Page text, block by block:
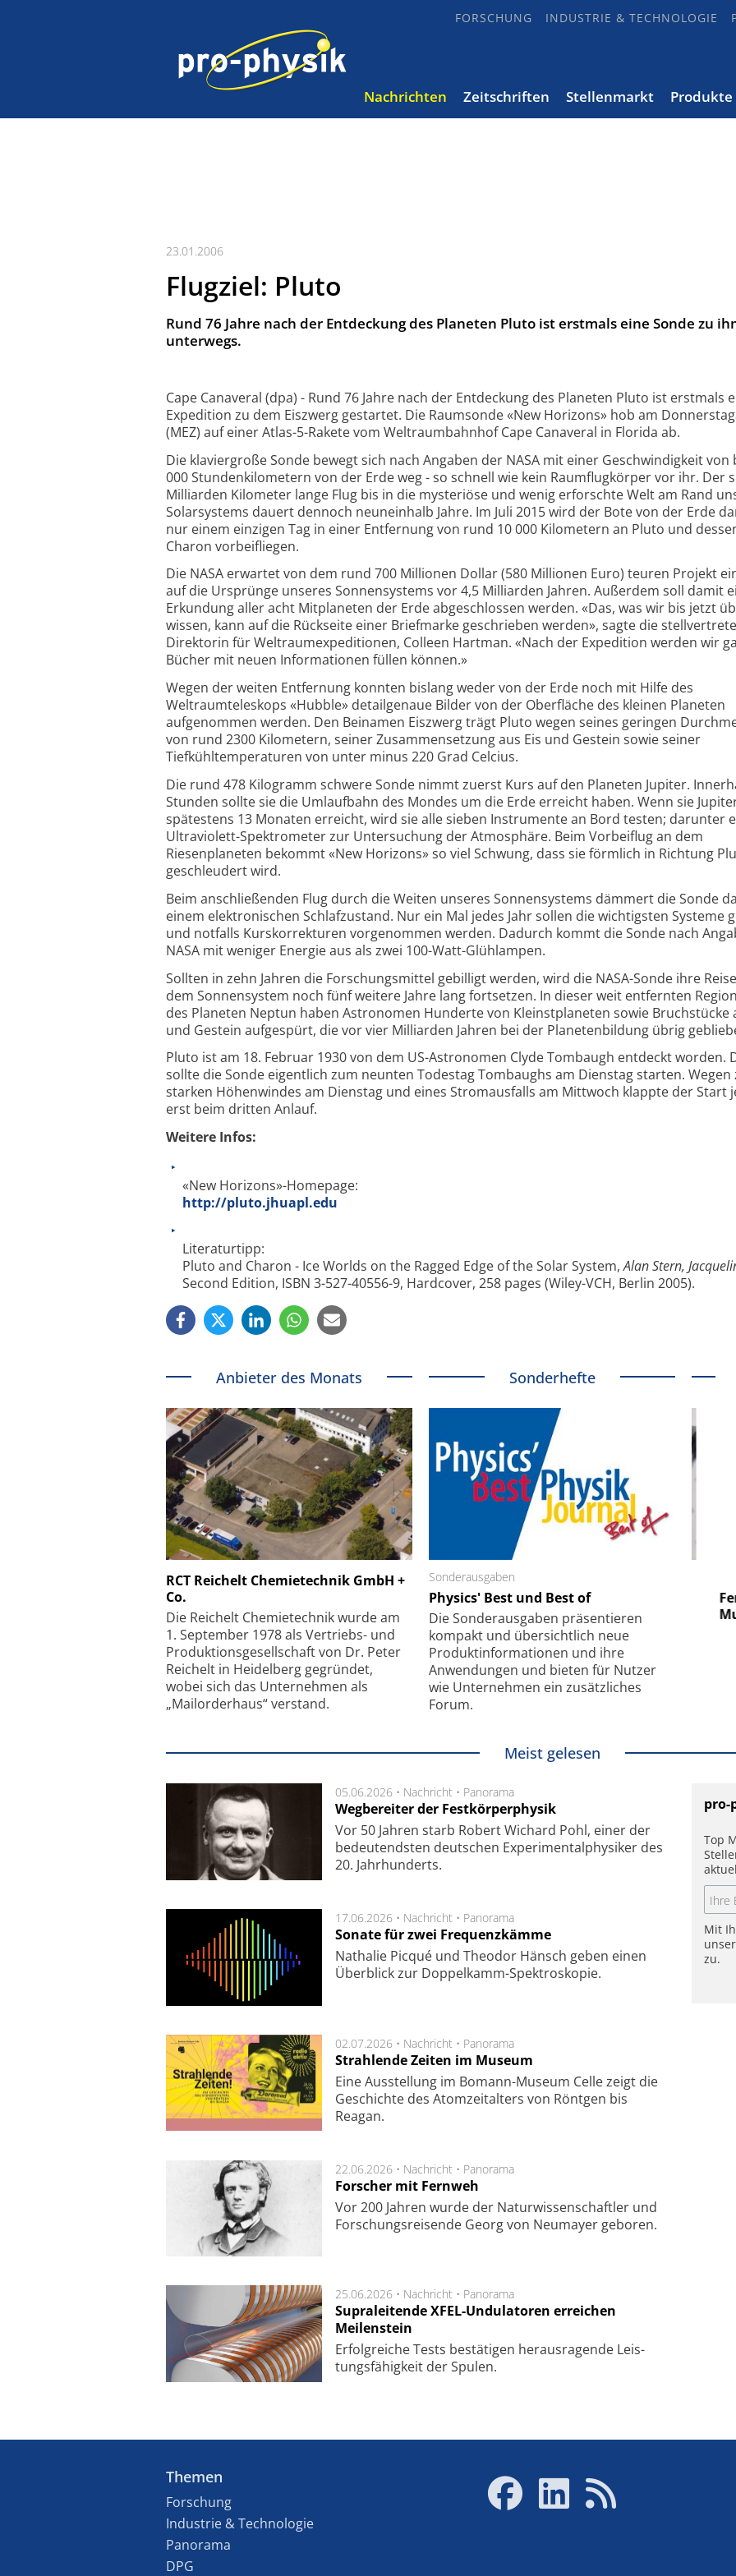
FORSCHUNG INDUSTRIE & TECHNOLOGIE
Nachrichten Zeitschriften Stellenmarkt Produkte
23.01.2006
Flugziel: Pluto
Rund 76 Jahre nach der Entdeckung des Planeten Pluto ist erstmals eine Sonde zu
unterwegs.
Cape Canaveral (dpa) - Rund 76 Jahre nach der Entdeckung des Planeten Pluto ist erstmals
Expedition zu dem Eiszwerg gestartet. Die Raumsonde «New Horizons» hob am
(MEZ) auf einer Atlas-5-Rakete vom Weltraumbahnhof Cape Canaveral in Florida ab.
Die klaviergroße Sonde bewegt sich nach Angaben der NASA mit einer Geschwindigkeit von
000 Stundenkilometern von der Erde weg - so schnell wie kein Raumflugkörper vor ihr. Der
Milliarden Kilometer lange Flug bis in die mysteriöse und wenig erforschte Welt am Rand
Solarsystems dauert dennoch neuneinhalb Jahre. Im Juli 2015 wird der Bote von der Erde
nur einem einzigen Tag in einer Entfernung von rund 10 000 Kilometern an Pluto und
Charon vorbeifliegen.
Die NASA erwartet von dem rund 700 Millionen Dollar (580 Millionen Euro) teuren Projekt
auf die Ursprünge unseres Sonnensystems vor 4,5 Milliarden Jahren. Außerdem soll damit
Erkundung aller acht Mitplaneten der Erde abgeschlossen werden. «Das, was wir bis jetzt
wissen, kann auf die Rückseite einer Briefmarke geschrieben werden», sagte die
Direktorin für Weltraumexpeditionen, Colleen Hartman. «Nach der Expedition werden wir
Bücher mit neuen Informationen füllen können.»
Wegen der weiten Entfernung konnten bislang weder von der Erde noch mit Hilfe des
Weltraumteleskops «Hubble» detailgenaue Bilder von der Oberfläche des kleinen Planeten
aufgenommen werden. Den Beinamen Eiszwerg trägt Pluto wegen seines geringen
von rund 2300 Kilometern, seiner Zusammensetzung aus Eis und Gestein sowie seiner
Tiefkühltemperaturen von unter minus 220 Grad Celcius.
Die rund 478 Kilogramm schwere Sonde nimmt zuerst Kurs auf den Planeten Jupiter.
Stunden sollte sie die Umlaufbahn des Mondes um die Erde erreicht haben. Wenn sie
spätestens 13 Monaten erreicht, wird sie alle sieben Instrumente an Bord testen; darunter
Ultraviolett-Spektrometer zur Untersuchung der Atmosphäre. Beim Vorbeiflug an dem
Riesenplaneten bekommt «New Horizons» so viel Schwung, dass sie förmlich in Richtung
geschleudert wird.
Beim anschließenden Flug durch die Weiten unseres Sonnensystems dämmert die Sonde
einem elektronischen Schlafzustand. Nur ein Mal jedes Jahr sollen die wichtigsten Systeme
und notfalls Kurskorrekturen vorgenommen werden. Dadurch kommt die Sonde nach
NASA mit weniger Energie aus als zwei 100-Watt-Glühlampen.
Sollten in zehn Jahren die Forschungsmittel gebilligt werden, wird die NASA-Sonde ihre
dem Sonnensystem noch fünf weitere Jahre lang fortsetzen. In dieser weit entfernten
des Planeten Neptun haben Astronomen Hunderte von Kleinstplaneten sowie Bruchstücke
und Gestein aufgespürt, die vor vier Milliarden Jahren bei der Planetenbildung übrig
Pluto ist am 18. Februar 1930 von dem US-Astronomen Clyde Tombaugh entdeckt worden.
sollte die Sonde eigentlich zum neunten Todestag Tombaughs am Dienstag starten. Wegen
starken Höhenwindes am Dienstag und eines Stromausfalls am Mittwoch klappte der Start
erst beim dritten Anlauf.
Weitere Infos:
«New Horizons»-Homepage:
http://pluto.jhuapl.edu
Literaturtipp:
Pluto and Charon - Ice Worlds on the Ragged Edge of the Solar System,Alan Stern,
Second Edition, ISBN 3-527-40556-9, Hardcover, 258 pages (Wiley-VCH, Berlin 2005).
Anbieter des Monats
RCT Reichelt Chemietechnik GmbH +
Co.
Die Reichelt Chemietechnik wurde am
1. September 1978 als Vertriebs- und
Produktionsgesellschaft von Dr. Peter
Reichelt in Heidelberg gegründet,
wobei sich das Unternehmen als
„Mailorderhaus“ verstand.
Sonderhefte
Sonderausgaben
Physics' Best und Best of
Die Sonder­ausgaben präsentieren
kompakt und übersichtlich neue
Produkt­informationen und ihre
Anwendungen und bieten für Nutzer
wie Unternehmen ein zusätzliches
Forum.
Schäfter + Kirchhoff GmbH
Feinfokussierungsmechanismus
Elektronenmikroskopie auf
kleinstem Raum
Meist gelesen
05.06.2026 • Nachricht • Panorama
Wegbereiter der Festkörperphysik
Vor 50 Jahren starb Robert Wichard Pohl, einer der
bedeutendsten deutschen Experimentalphysiker des
20. Jahrhunderts.
17.06.2026 • Nachricht • Panorama
Sonate für zwei Frequenzkämme
Nathalie Picqué und Theodor Hänsch geben einen
Überblick zur Doppelkamm-Spektroskopie.
02.07.2026 • Nachricht • Panorama
Strahlende Zeiten im Museum
Eine Ausstellung im Bomann-Museum Celle zeigt die
Geschichte des Atomzeitalters von Röntgen bis
Reagan.
22.06.2026 • Nachricht • Panorama
Forscher mit Fernweh
Vor 200 Jahren wurde der Naturwissenschaftler und
Forschungsreisende Georg von Neumayer geboren.
25.06.2026 • Nachricht • Panorama
Supraleitende XFEL-Undulatoren erreichen
Meilenstein
Er­folg­rei­che Tests be­stä­ti­gen he­raus­ra­gen­de Leis­
tungs­fä­hig­keit der Spu­len.
pro-
Top
Mit
zu.
Themen
Forschung
Industrie & Technologie
Panorama
DPG